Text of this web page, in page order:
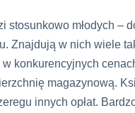
stosunkowo młodych –
Znajdują w nich wiele
konkurencyjnych
magazynową.
innych opłat.